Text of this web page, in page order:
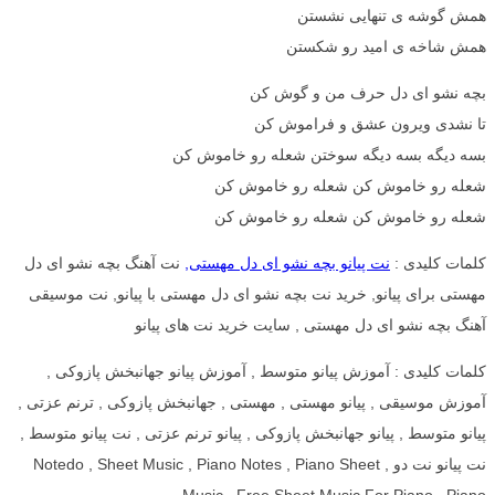
همش گوشه ی تنهایی نشستن
همش شاخه ی امید رو شکستن
بچه نشو ای دل حرف من و گوش کن
تا نشدی ویرون عشق و فراموش کن
بسه دیگه بسه دیگه سوختن شعله رو خاموش کن
شعله رو خاموش کن شعله رو خاموش کن
شعله رو خاموش کن شعله رو خاموش کن
کلمات کلیدی : نت پیانو بچه نشو ای دل مهستی,
نت آهنگ بچه نشو ای دل
مهستی برای پیانو, خرید نت بچه نشو ای دل مهستی با پیانو, نت موسیقی
آهنگ بچه نشو ای دل مهستی , سایت خرید نت های پیانو
کلمات کلیدی : آموزش پیانو متوسط , آموزش پیانو جهانبخش پازوکی ,
آموزش موسیقی , پیانو مهستی , مهستی , جهانبخش پازوکی , ترنم عزتی ,
پیانو متوسط , پیانو جهانبخش پازوکی , پیانو ترنم عزتی , نت پیانو متوسط ,
نت پیانو نت دو , Notedo , Sheet Music , Piano Notes , Piano Sheet